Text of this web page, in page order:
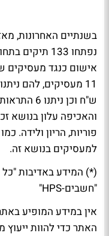
בשנתיים האחרונות,
אישום כנגד מעסיקים
ש"ח וכן
והאכיפה עלון בנושא
פוריות, הריון ולידה.
למעסיקים בנושא זה.
(*) המידע באדיבות
"חשבים-HPS"
אין במידע המופיע
האתר כדי להוות